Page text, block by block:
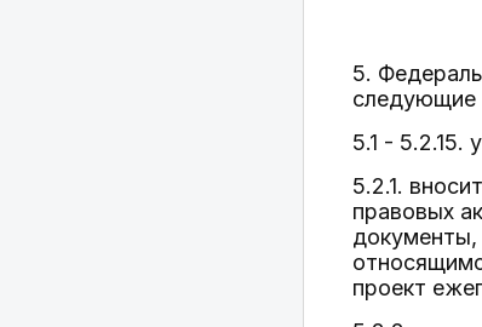
5.
следующие
5.1 - 5.2.15.
5.2.1.
правовых
проект